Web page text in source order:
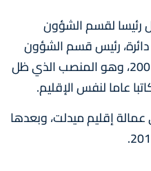
خليل رئيسا لقسم الشؤون
دائرة، رئيس قسم الشؤون
الداخلية لإقليم القنيطرة سنة 2001، وهو المنصب الذي ظل
على عمالة إقليم ميدلت، وبعدها